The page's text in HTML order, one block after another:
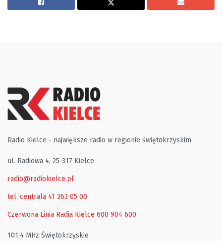
Radio Kielce - największe radio w regionie świętokrzyskim.
ul. Radiowa 4, 25-317 Kielce
radio@radiokielce.pl
tel. centrala 41 363 05 00
Czerwona Linia Radia Kielce 600 904 600
101,4 MHz Świętokrzyskie